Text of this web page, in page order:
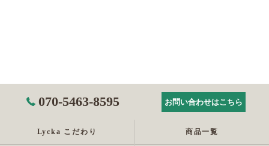
070-5463-8595 お問い合わせはこちら
Lycka こだわり 商品一覧